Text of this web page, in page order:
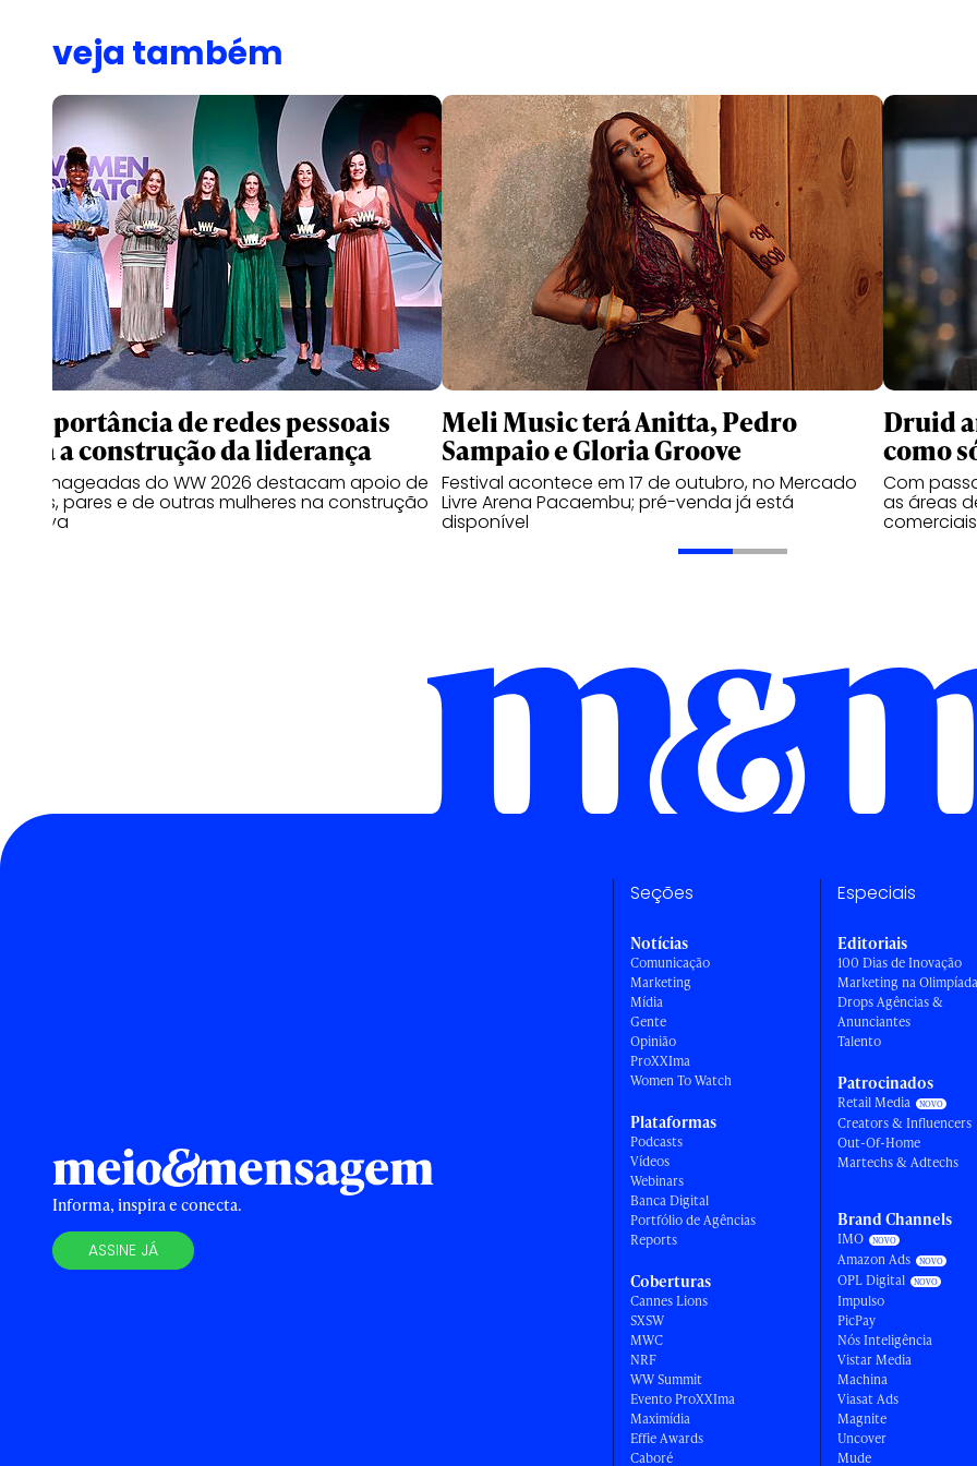
veja também
A importância de redes pessoais
para a construção da liderança
Homenageadas do WW 2026 destacam apoio de
líderes, pares e de outras mulheres na construção
coletiva
Meli Music terá Anitta, Pedro
Sampaio e Gloria Groove
Festival acontece em 17 de outubro, no Mercado
Livre Arena Pacaembu; pré-venda já está
disponível
Druid
como
Com
as áreas
comerciais
Informa, inspira e conecta.
ASSINE JÁ
Seções
Notícias
Comunicação
Marketing
Mídia
Gente
Opinião
ProXXIma
Women To Watch
Plataformas
Podcasts
Vídeos
Webinars
Banca Digital
Portfólio de Agências
Reports
Coberturas
Cannes Lions
SXSW
MWC
NRF
WW Summit
Evento ProXXIma
Maximídia
Effie Awards
Caboré
Especiais
Editoriais
100 Dias de Inovação
Marketing na Olimpíada
Drops Agências &
Anunciantes
Talento
Patrocinados
Retail Media
Creators & Influencers
Out-Of-Home
Martechs & Adtechs
Brand Channels
IMO
Amazon Ads
OPL Digital
Impulso
PicPay
Nós Inteligência
Vistar Media
Machina
Viasat Ads
Magnite
Uncover
Mude